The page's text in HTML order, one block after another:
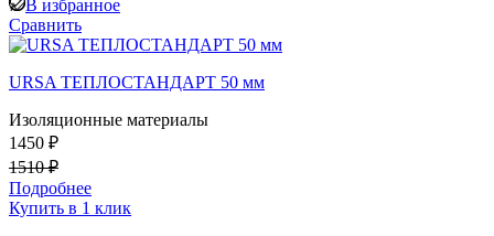
В избранное
Сравнить
URSA ТЕПЛОСТАНДАРТ 50 мм
Изоляционные материалы
1450 ₽
1510 ₽
Подробнее
Купить в 1 клик